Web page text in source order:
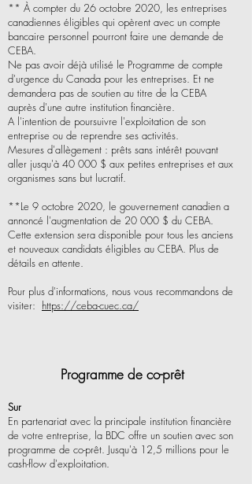
** À compter du 26 octobre 2020, les entreprises
canadiennes éligibles qui opèrent avec un compte
bancaire personnel pourront faire une demande de
CEBA.
Ne pas avoir déjà utilisé le Programme de compte
d'urgence du Canada pour les entreprises. Et ne
demandera pas de soutien au titre de la CEBA
auprès d'une autre institution financière.
A l'intention de poursuivre l'exploitation de son
entreprise ou de reprendre ses activités.
Mesures d'allègement : prêts sans intérêt pouvant
aller jusqu'à 40 000 $ aux petites entreprises et aux
organismes sans but lucratif.
**Le 9 octobre 2020, le gouvernement canadien a
annoncé l'augmentation de 20 000 $ du CEBA.
Cette extension sera disponible pour tous les anciens
et nouveaux candidats éligibles au CEBA. Plus de
détails en attente.
Pour plus d'informations, nous vous recommandons de
visiter: https://ceba-cuec.ca/
Programme de co-prêt
Sur
En partenariat avec la principale institution financière
de votre entreprise, la BDC offre un soutien avec son
programme de co-prêt. Jusqu'à 12,5 millions pour le
cash-flow d'exploitation.